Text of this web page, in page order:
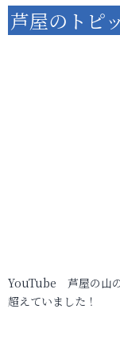
芦屋のトピ
YouTube 芦屋の山
超えていました！